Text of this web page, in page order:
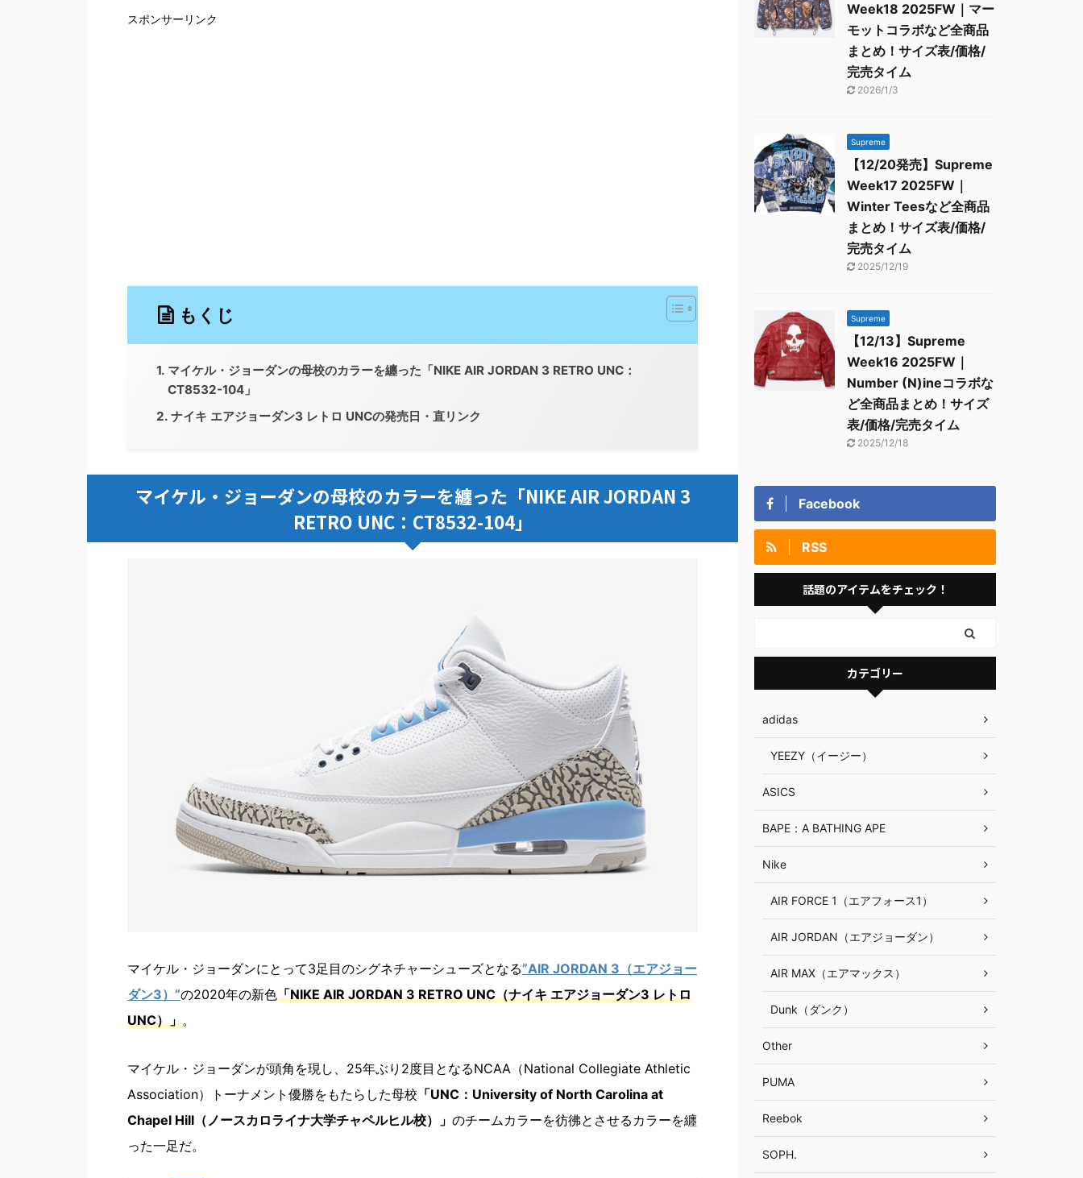
スポンサーリンク
もくじ
マイケル・ジョーダンの母校のカラーを纏った「NIKE AIR JORDAN 3 RETRO UNC：
CT8532-104」
ナイキ エアジョーダン3 レトロ UNCの発売日・直リンク
マイケル・ジョーダンの母校のカラーを纏った「NIKE AIR JORDAN 3
RETRO UNC：CT8532-104」
マイケル・ジョーダンにとって3足目のシグネチャーシューズとなる”AIR JORDAN 3（エアジョー
ダン3）”の2020年の新色「NIKE AIR JORDAN 3 RETRO UNC（ナイキ エアジョーダン3 レトロ
UNC）」。
マイケル・ジョーダンが頭角を現し、25年ぶり2度目となるNCAA（National Collegiate Athletic
Association）トーナメント優勝をもたらした母校 「UNC：University of North Carolina at
Chapel Hill（ノースカロライナ大学チャペルヒル校）」 のチームカラーを彷彿とさせるカラーを纏
った一足だ。
Week18 2025FW｜マー
モットコラボなど全商品
まとめ！サイズ表/価格/
完売タイム
2026/1/3
Supreme
【12/20発売】Supreme
Week17 2025FW｜
Winter Teesなど全商品
まとめ！サイズ表/価格/
完売タイム
2025/12/19
Supreme
【12/13】Supreme
Week16 2025FW｜
Number (N)ineコラボな
ど全商品まとめ！サイズ
表/価格/完売タイム
2025/12/18
Facebook
RSS
話題のアイテムをチェック！
カテゴリー
adidas
YEEZY（イージー）
ASICS
BAPE：A BATHING APE
Nike
AIR FORCE 1（エアフォース1）
AIR JORDAN（エアジョーダン）
AIR MAX（エアマックス）
Dunk（ダンク）
Other
PUMA
Reebok
SOPH.